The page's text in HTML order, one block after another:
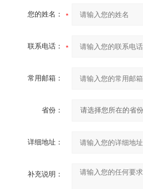
您的姓名：
联系电话：
常用邮箱：
省份：
详细地址：
补充说明：